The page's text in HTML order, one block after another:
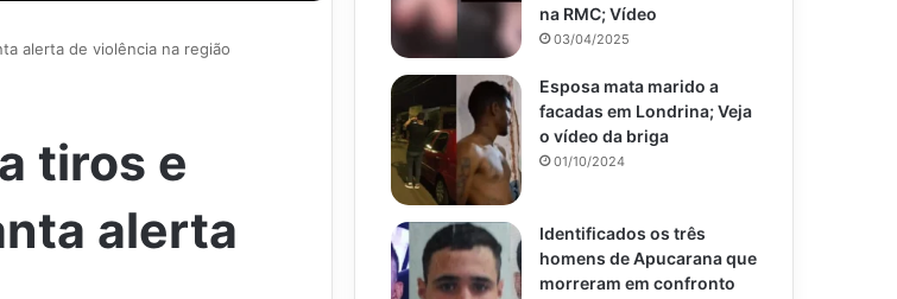
alerta de violência na região
tiros e
alerta
na RMC; Vídeo
03/04/2025
Esposa mata marido a
facadas em Londrina; Veja
o vídeo da briga
01/10/2024
Identificados os três
homens de Apucarana que
morreram em confronto